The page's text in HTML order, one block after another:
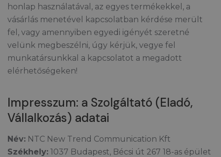
honlap használatával, az egyes termékekkel, a
vásárlás menetével kapcsolatban kérdése merült
fel, vagy amennyiben egyedi igényét szeretné
velünk megbeszélni, úgy kérjük, vegye fel
munkatársunkkal a kapcsolatot a megadott
elérhetőségeken!
Impresszum: a Szolgáltató (Eladó,
Vállalkozás) adatai
Név: NTC New Trend Communication Kft
Székhely: 1037 Budapest, Bécsi út 267 18-as épület